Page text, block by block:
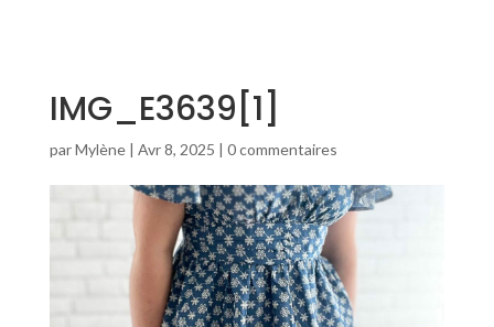
IMG_E3639[1]
parMylène| Avr 8, 2025 | 0 commentaires